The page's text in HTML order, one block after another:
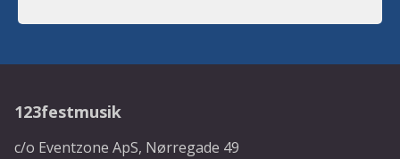
123festmusik
c/o Eventzone ApS, Nørregade 49